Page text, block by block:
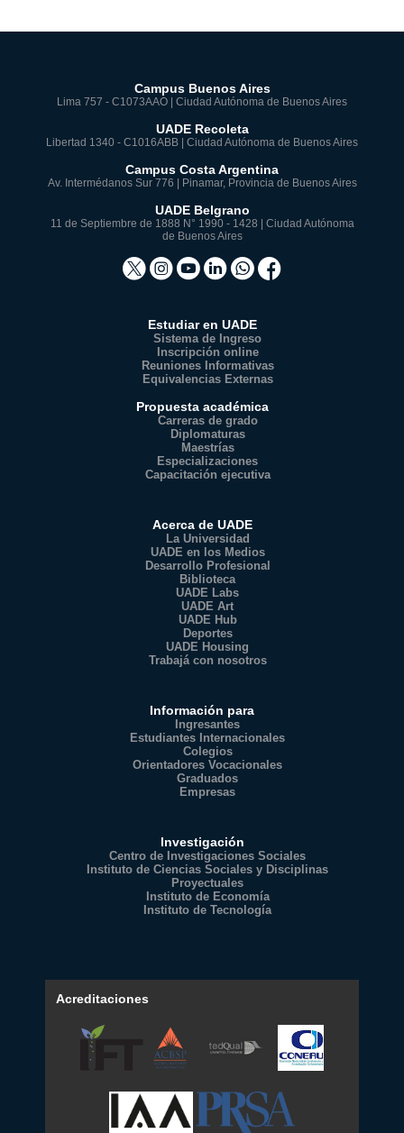
Campus Buenos Aires
Lima 757 - C1073AAO | Ciudad Autónoma de Buenos Aires
UADE Recoleta
Libertad 1340 - C1016ABB | Ciudad Autónoma de Buenos Aires
Campus Costa Argentina
Av. Intermédanos Sur 776 | Pinamar, Provincia de Buenos Aires
UADE Belgrano
11 de Septiembre de 1888 N° 1990 - 1428 | Ciudad Autónoma
de Buenos Aires
Estudiar en UADE
Sistema de Ingreso
Inscripción online
Reuniones Informativas
Equivalencias Externas
Propuesta académica
Carreras de grado
Diplomaturas
Maestrías
Especializaciones
Capacitación ejecutiva
Acerca de UADE
La Universidad
UADE en los Medios
Desarrollo Profesional
Biblioteca
UADE Labs
UADE Art
UADE Hub
Deportes
UADE Housing
Trabajá con nosotros
Información para
Ingresantes
Estudiantes Internacionales
Colegios
Orientadores Vocacionales
Graduados
Empresas
Investigación
Centro de Investigaciones Sociales
Instituto de Ciencias Sociales y Disciplinas
Proyectuales
Instituto de Economía
Instituto de Tecnología
Acreditaciones